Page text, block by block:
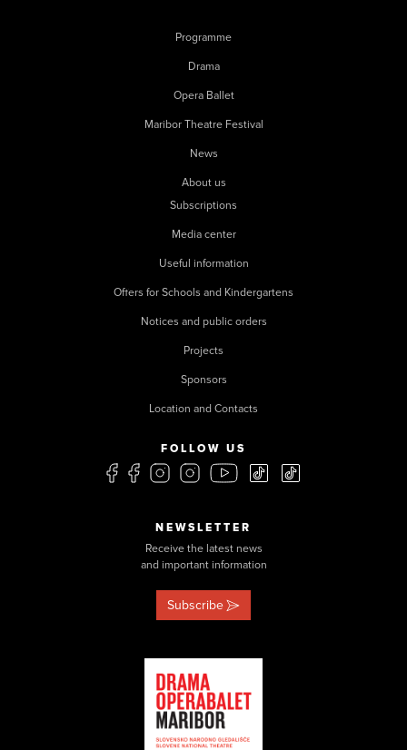
Programme
Drama
Opera Ballet
Maribor Theatre Festival
News
About us
Subscriptions
Media center
Useful information
Offers for Schools and Kindergartens
Notices and public orders
Projects
Sponsors
Location and Contacts
FOLLOW US
NEWSLETTER
Receive the latest news
and important information
Subscribe